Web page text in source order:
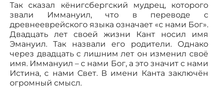
Так сказал кёнигсбергский мудрец, которого
звали Иммануил, что в переводе с
древнееврейского языка означает «с нами Бог».
Двадцать лет своей жизни Кант носил имя
Эмануил. Так назвали его родители. Однако
через двадцать с лишним лет он изменил своё
имя. Иммануил – с нами Бог, а это значит с нами
Истина, с нами Свет. В имени Канта заключён
огромный смысл.